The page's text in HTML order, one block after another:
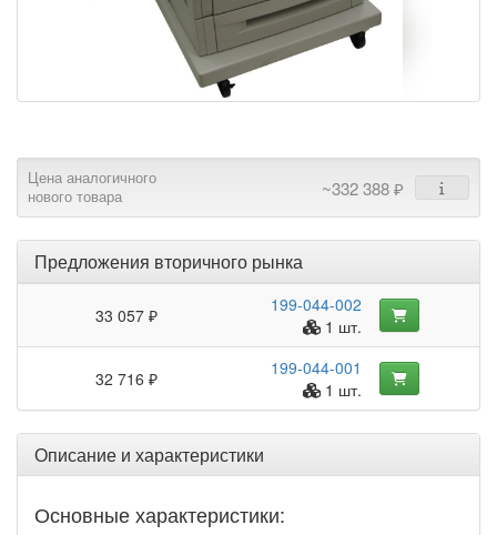
Цена аналогичного
нового товара
~332 388 ₽
Предложения вторичного рынка
33 057 ₽
199-044-002
1 шт.
32 716 ₽
199-044-001
1 шт.
Описание и характеристики
Основные характеристики: